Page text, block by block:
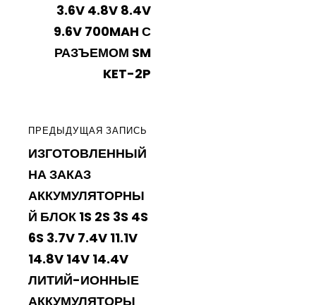
ПРЕДЫДУЩАЯ
ЗАПИСЬ
ПРЕДЫДУЩАЯ ЗАПИСЬ
ИЗГОТОВЛЕННЫЙ
НА ЗАКАЗ
АККУМУЛЯТОРНЫ
Й БЛОК 1S 2S 3S 4S
6S 3.7V 7.4V 11.1V
14.8V 14V 14.4V
ЛИТИЙ-ИОННЫЕ
АККУМУЛЯТОРЫ
3.6V 4.8V 8.4V
9.6V 700MAH С
РАЗЪЕМОМ SM
KET-2P